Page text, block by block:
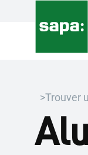
Trouver